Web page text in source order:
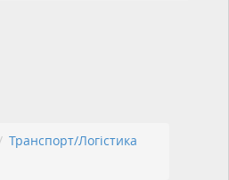
Транспорт/Логістика